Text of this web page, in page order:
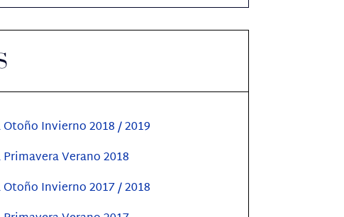
Invierno 2018 / 2019
Verano 2018
Invierno 2017 / 2018